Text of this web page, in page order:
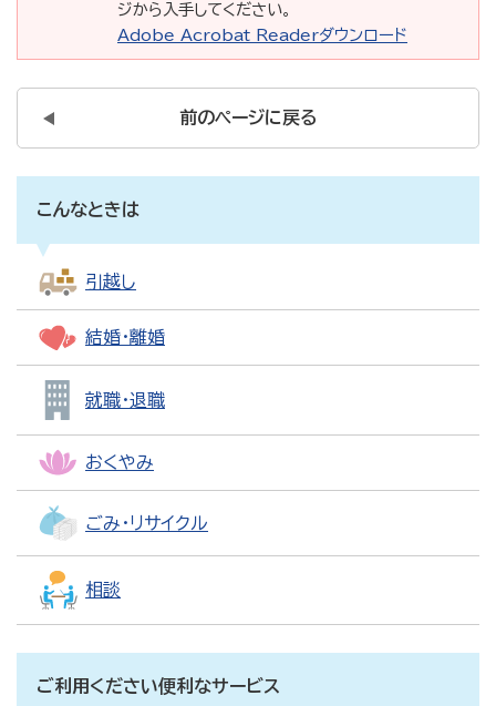
ジから入手してください。
Adobe Acrobat Readerダウンロード
前のページに戻る
こんなときは
引越し
結婚・離婚
就職・退職
おくやみ
ごみ・リサイクル
相談
ご利用ください便利なサービス